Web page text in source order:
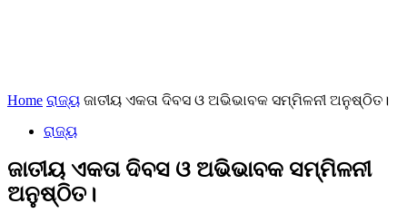
Home ରାଜ୍ୟ ଜାତୀୟ ଏକତା ଦିବସ ଓ ଅଭିଭାବକ ସମ୍ମିଳନୀ ଅନୁଷ୍ଠିତ।
ରାଜ୍ୟ
ଜାତୀୟ ଏକତା ଦିବସ ଓ ଅଭିଭାବକ ସମ୍ମିଳନୀ
ଅନୁଷ୍ଠିତ।